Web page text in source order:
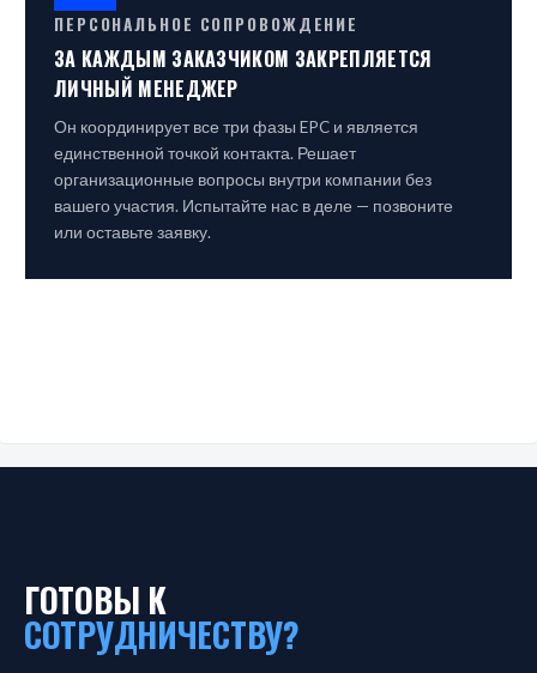
ПЕРСОНАЛЬНОЕ СОПРОВОЖДЕНИЕ
ЗА КАЖДЫМ ЗАКАЗЧИКОМ ЗАКРЕПЛЯЕТСЯ
ЛИЧНЫЙ МЕНЕДЖЕР
Он координирует все три фазы EPC и является
единственной точкой контакта. Решает
организационные вопросы внутри компании без
вашего участия. Испытайте нас в деле — позвоните
или оставьте заявку.
ГОТОВЫ К
СОТРУДНИЧЕСТВУ?